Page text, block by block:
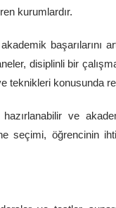
kurumlardır.
başarılarını
disiplinli bir
teknikleri konusunda
ve
seçimi, öğrencinin